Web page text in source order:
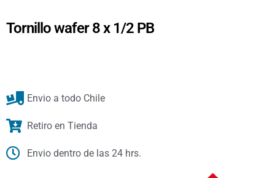
Tornillo wafer 8 x 1/2 PB
Envio a todo Chile
Retiro en Tienda
Envio dentro de las 24 hrs.